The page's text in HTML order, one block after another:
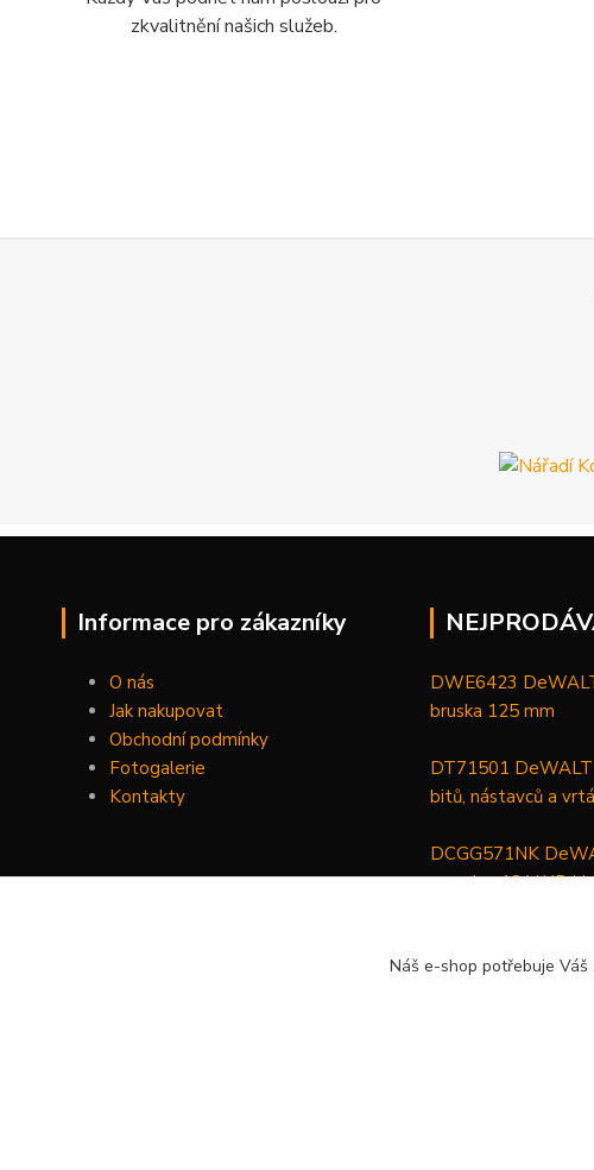
zkvalitnění našich služeb.
Informace pro zákazníky
O nás
Jak nakupovat
Obchodní podmínky
Fotogalerie
Kontakty
DWE6423
bruska 125 mm
DT71501
bitů, nástavců a
DCGG571NK
maznice 18 V XR
Náš e-shop potřebuje Váš